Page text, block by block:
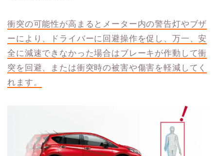
衝突の可能性が高まるとメーター内の警告灯やブザ
ーにより、ドライバーに回避操作を促し、万一、安
全に減速できなかった場合はブレーキが作動して衝
突を回避、または衝突時の被害や傷害を軽減してく
れます。